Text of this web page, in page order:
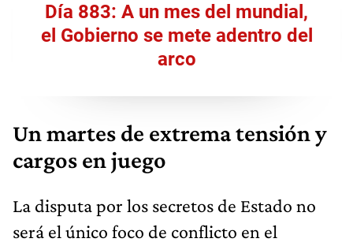
Día 883: A un mes del mundial,
el Gobierno se mete adentro del
arco
Un martes de extrema tensión y
cargos en juego
La disputa por los secretos de Estado no
será el único foco de conflicto en el